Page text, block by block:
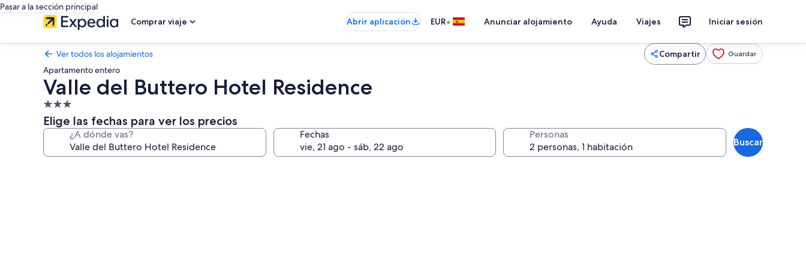
Pasar a la sección principal
Comprar viaje
Abrir aplicación EUR• Anunciar alojamiento Ayuda Viajes Iniciar sesión
Ver todos los alojamientos Compartir Guardar
Apartamento entero
Valle del Buttero Hotel Residence
Alojamiento
de
3.0 estrellas
Elige las fechas para ver los precios
¿A dónde vas? Fechas Personas
Buscar